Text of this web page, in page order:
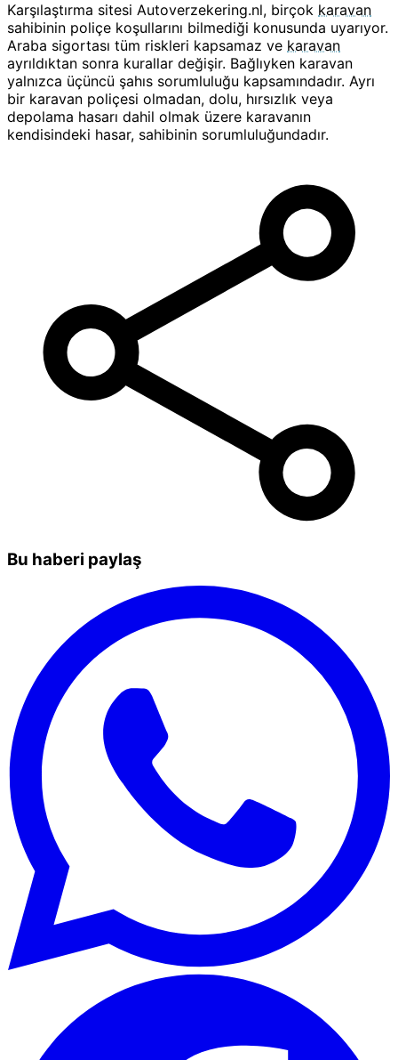
Karşılaştırma sitesi Autoverzekering.nl, birçok karavan
sahibinin poliçe koşullarını bilmediği konusunda uyarıyor.
Araba sigortası tüm riskleri kapsamaz ve karavan
ayrıldıktan sonra kurallar değişir. Bağlıyken karavan
yalnızca üçüncü şahıs sorumluluğu kapsamındadır. Ayrı
bir karavan poliçesi olmadan, dolu, hırsızlık veya
depolama hasarı dahil olmak üzere karavanın
kendisindeki hasar, sahibinin sorumluluğundadır.
Bu haberi paylaş